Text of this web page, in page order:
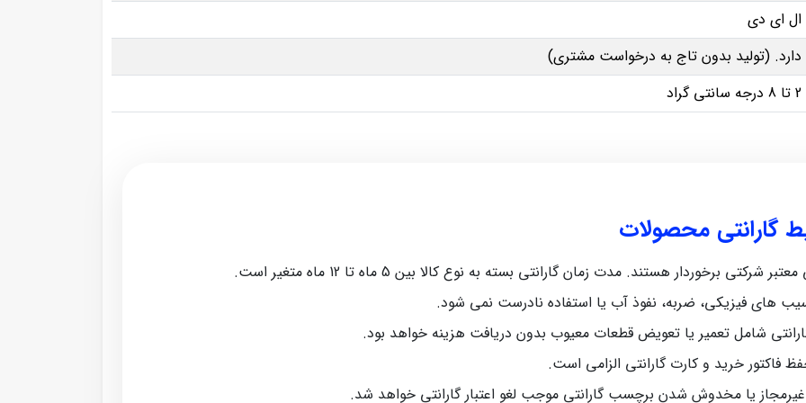
ال ای دی
دارد. (تولید بدون تاج به درخواست مشتری)
2 تا 8 درجه سانتی گراد
گارانتی محصولات
برخوردار هستند. مدت زمان گارانتی بسته به نوع کالا بین 5 ماه تا 12 ماه متغیر است.
های فیزیکی، ضربه، نفوذ آب یا استفاده نادرست نمی‌ شود.
شامل تعمیر یا تعویض قطعات معیوب بدون دریافت هزینه خواهد بود.
فاکتور خرید و کارت گارانتی الزامی است.
غیرمجاز یا مخدوش شدن برچسب گارانتی موجب لغو اعتبار گارانتی خواهد شد.